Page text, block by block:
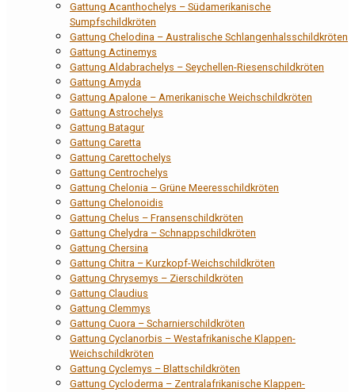
Gattung Acanthochelys – Südamerikanische
Sumpfschildkröten
Gattung Chelodina – Australische Schlangenhalsschildkröten
Gattung Actinemys
Gattung Aldabrachelys – Seychellen-Riesenschildkröten
Gattung Amyda
Gattung Apalone – Amerikanische Weichschildkröten
Gattung Astrochelys
Gattung Batagur
Gattung Caretta
Gattung Carettochelys
Gattung Centrochelys
Gattung Chelonia – Grüne Meeresschildkröten
Gattung Chelonoidis
Gattung Chelus – Fransenschildkröten
Gattung Chelydra – Schnappschildkröten
Gattung Chersina
Gattung Chitra – Kurzkopf-Weichschildkröten
Gattung Chrysemys – Zierschildkröten
Gattung Claudius
Gattung Clemmys
Gattung Cuora – Scharnierschildkröten
Gattung Cyclanorbis – Westafrikanische Klappen-
Weichschildkröten
Gattung Cyclemys – Blattschildkröten
Gattung Cycloderma – Zentralafrikanische Klappen-